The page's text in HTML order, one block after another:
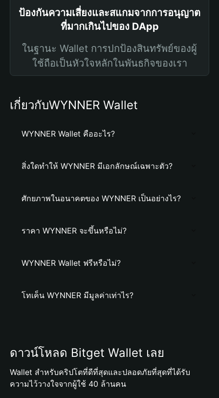
ป้องกันความเสี่ยงและสแกมจากการอนุญาต
ที่มากเกินไปของ DApp
ในฐานะ Wallet การปกป้องสินทรัพย์ของผู้
ใช้ถือเป็นหัวใจหลักในพันธกิจของเรา
เกี่ยวกับWYNNER Wallet
WYNNER Wallet คืออะไร?
สิ่งใดทำให้ WYNNER มีเอกลักษณ์เฉพาะตัว?
ศักยภาพในอนาคตของ WYNNER เป็นอย่างไร?
ราคา WYNNER จะขึ้นหรือไม่?
WYNNER Wallet ฟรีหรือไม่?
โทเค็น WYNNER มีมูลค่าเท่าไร?
ดาวน์โหลด Bitget Wallet เลย
Wallet สำหรับคริปโตที่ดีที่สุดและปลอดภัยที่สุดที่ได้รับ
ความไว้วางใจจากผู้ใช้ 40 ล้านคน